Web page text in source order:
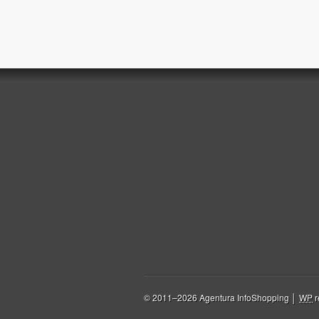
© 2011–2026 Agentura InfoShopping │ WP